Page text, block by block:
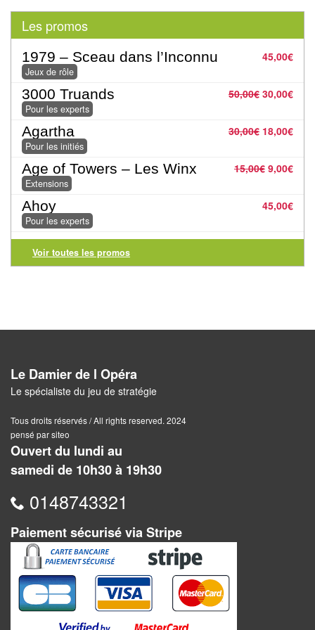
Tables
Accessoires
Jeux
société
Jeux
de
cartes
à
Collectionner
(TCG)
Les
Pour
famille
Pour
les
initiés
Pour
les
experts
En
solitaire
Les promos
45,00€
1979 – Sceau dans l’Inconnu
Jeux de rôle
50,00€ 30,00€
3000 Truands
Pour les experts
30,00€ 18,00€
Agartha
Pour les initiés
15,00€ 9,00€
Age of Towers – Les Winx
Extensions
45,00€
Ahoy
Pour les experts
Voir toutes les promos
Le Damier de l Opéra
Le spécialiste du jeu de stratégie
Tous droits réservés / All rights reserved. 2024
pensé par siteo
Ouvert du lundi au
samedi de 10h30 à 19h30
0148743321
Paiement sécurisé via Stripe